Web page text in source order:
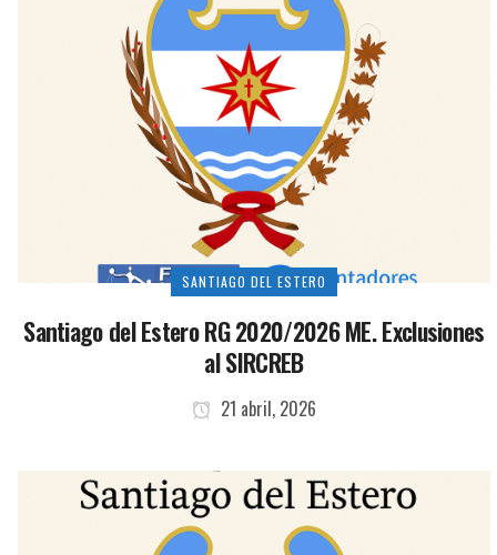
SANTIAGO DEL ESTERO
Santiago del Estero RG 2020/2026 ME. Exclusiones
al SIRCREB
21 abril, 2026